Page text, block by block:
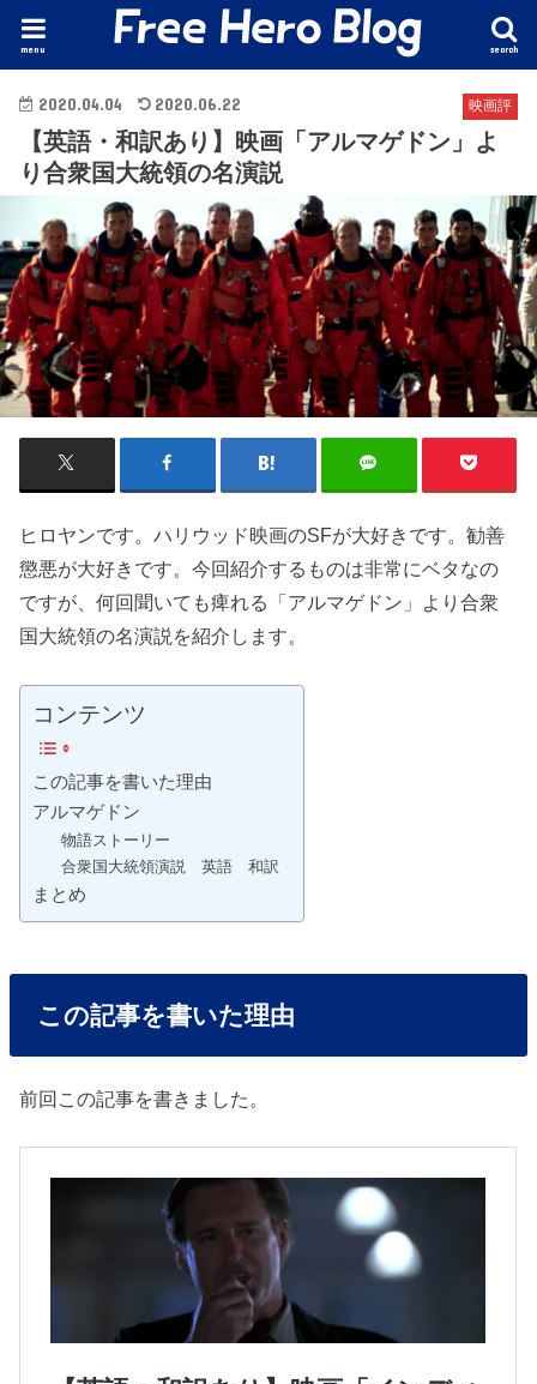
search
menu
映画評
2020.04.04 2020.06.22
【英語・和訳あり】映画「アルマゲドン」よ
り合衆国大統領の名演説
ヒロヤンです。ハリウッド映画のSFが大好きです。勧善
懲悪が大好きです。今回紹介するものは非常にベタなの
ですが、何回聞いても痺れる「アルマゲドン」より合衆
国大統領の名演説を紹介します。
コンテンツ
この記事を書いた理由
アルマゲドン
物語ストーリー
合衆国大統領演説 英語 和訳
まとめ
この記事を書いた理由
前回この記事を書きました。